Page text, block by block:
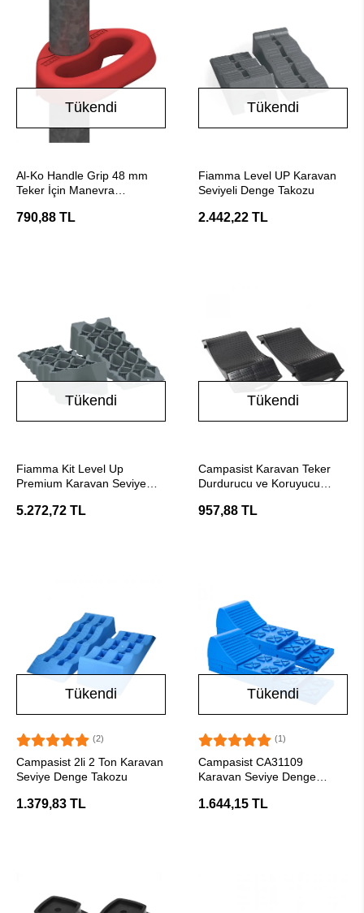
Tükendi
Al-Ko Handle Grip 48 mm
Teker İçin Manevra
790,88 TL
Tükendi
Fiamma Level UP Karavan
Seviyeli Denge Takozu
2.442,22 TL
Tükendi
Fiamma Kit Level Up
Premium Karavan Seviye
5.272,72 TL
Tükendi
Campasist Karavan Teker
Durdurucu ve Koruyucu
957,88 TL
Tükendi
(2)
Campasist 2li 2 Ton Karavan
Seviye Denge Takozu
1.379,83 TL
Tükendi
(1)
Campasist CA31109
Karavan Seviye Denge
1.644,15 TL